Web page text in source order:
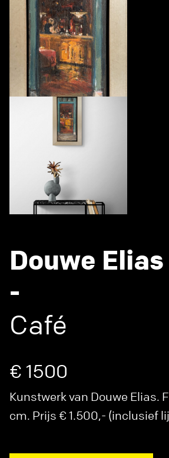
Douwe Elias
-
Café
€ 1500
Kunstwerk van Douwe Elias.
cm. Prijs € 1.500,- (inclusief